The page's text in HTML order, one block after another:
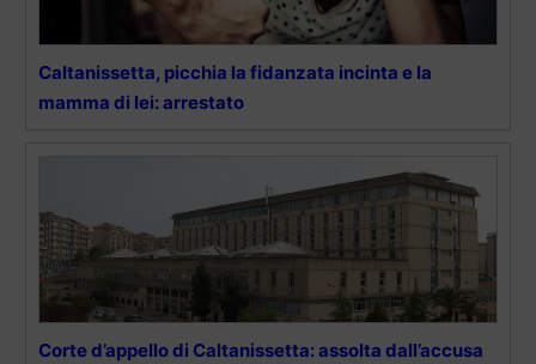
Caltanissetta, picchia la fidanzata incinta e la
mamma di lei: arrestato
Corte d’appello di Caltanissetta: assolta dall’accusa